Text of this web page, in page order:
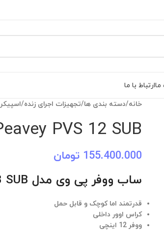
ماارتباط با ما
خانه/دسته بندی ها/تجهیزات اجرای زنده/اسپیکر
PVS 12 SUB
155.400.000 تومان
ساب ووفر پی وی مدل PVS 18 SUB
قدرتمند اما کوچک و قابل حمل
کراس اوور داخلی
ووفر 12 اینچی